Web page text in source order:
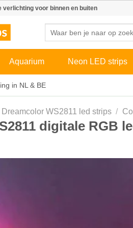
verlichting voor binnen en buiten
Aquarium Neon LED strips
in NL & BE
Dreamcolor WS2811 led strips /
digitale RGB